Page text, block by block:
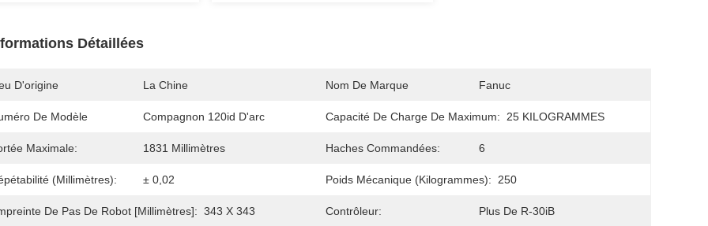
Détaillées
D'origine La Chine Nom De Marque Fanuc
De Modèle Compagnon 120id D'arc Capacité De Charge De Maximum: 25 KILOGRAMMES
Maximale: 1831 Millimètres Haches Commandées: 6
(millimètres): ± 0,02 Poids Mécanique (kilogrammes): 250
De Pas De Robot [millimètres]: 343 X 343 Contrôleur: Plus De R-30iB